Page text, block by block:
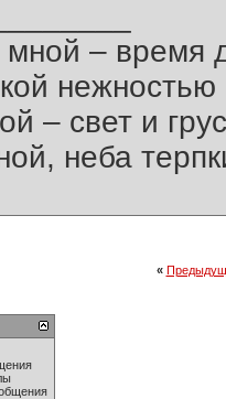
– время
нежностью
– свет и
неба
«